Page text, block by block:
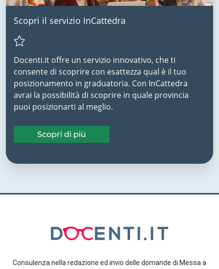
Scopri il servizio InCattedra
Docenti.it offre un servizio innovativo, che ti
consente di scoprire con esattezza qual è il tuo
posizionamento in graduatoria. Con InCattedra
avrai la possibilità di scoprire in quale provincia
puoi posizionarti al meglio.
Scopri di più
Consulenza nella redazione ed invio delle domande di Messa a